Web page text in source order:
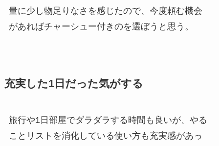
量に少し物足りなさを感じたので、今度頼む機会
があればチャーシュー付きのを選ぼうと思う。
充実した1日だった気がする
旅行や1日部屋でダラダラする時間も良いが、やる
ことリストを消化している使い方も充実感があっ